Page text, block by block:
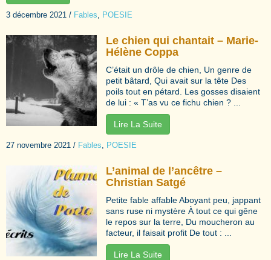
3 décembre 2021 / Fables POESIE
Le chien qui chantait – Marie-
Hélène Coppa
C’était un drôle de chien, Un genre de
petit bâtard, Qui avait sur la tête Des
poils tout en pétard. Les gosses disaient
de lui : « T’as vu ce fichu chien ? ...
Lire La Suite
27 novembre 2021 / Fables POESIE
L’animal de l’ancêtre –
Christian Satgé
Petite fable affable Aboyant peu, jappant
sans ruse ni mystère À tout ce qui gêne
le repos sur la terre, Du moucheron au
facteur, il faisait profit De tout : ...
Lire La Suite